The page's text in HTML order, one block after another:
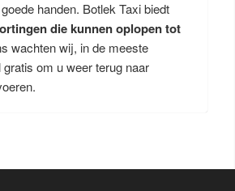
handen. Botlek Taxi biedt
die kunnen oplopen tot
wachten wij, in de meeste
om u weer terug naar